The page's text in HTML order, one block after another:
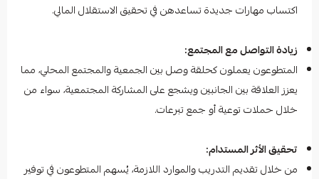
اكتساب مهارات جديدة تساعدهن في تحقيق الاستقلال المالي.
زيادة التواصل مع المجتمع:
المتطوعون يعملون كحلقة وصل بين الجمعية والمجتمع المحلي، مما
يعزز العلاقة بين الجانبين ويشجع على المشاركة المجتمعية، سواء من
خلال حملات توعية أو جمع تبرعات.
تحقيق الأثر المستدام:
من خلال تقديم التدريب والموارد اللازمة، يُسهم المتطوعون في توفير